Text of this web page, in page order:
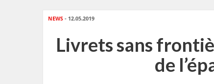
NEWS - 12.05.2019
Livrets sans
de